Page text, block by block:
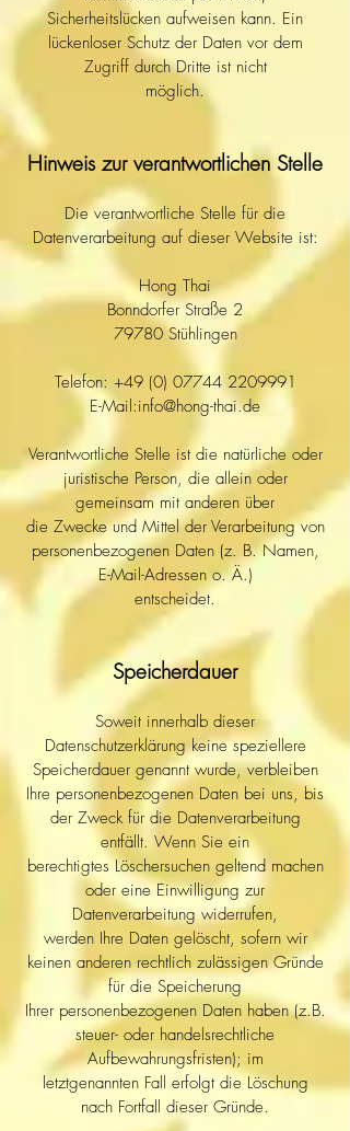
Sicherheitslücken aufweisen kann. Ein
lückenloser Schutz der Daten vor dem
Zugriff durch Dritte ist nicht
möglich.
Hinweis zur verantwortlichen Stelle
Die verantwortliche Stelle für die
Datenverarbeitung auf dieser Website ist:
Hong Thai
Bonndorfer Straße 2
79780 Stühlingen
Telefon: +49 (0) 07744 2209991
E-Mail:info@hong-thai.de
Verantwortliche Stelle ist die natürliche oder
juristische Person, die allein oder
gemeinsam mit anderen über
die Zwecke und Mittel der Verarbeitung von
personenbezogenen Daten (z. B. Namen,
E-Mail-Adressen o. Ä.)
entscheidet.
Speicherdauer
Soweit innerhalb dieser
Datenschutzerklärung keine speziellere
Speicherdauer genannt wurde, verbleiben
Ihre personenbezogenen Daten bei uns, bis
der Zweck für die Datenverarbeitung
entfällt. Wenn Sie ein
berechtigtes Löschersuchen geltend machen
oder eine Einwilligung zur
Datenverarbeitung widerrufen,
werden Ihre Daten gelöscht, sofern wir
keinen anderen rechtlich zulässigen Gründe
für die Speicherung
Ihrer personenbezogenen Daten haben (z.B.
steuer- oder handelsrechtliche
Aufbewahrungsfristen); im
letztgenannten Fall erfolgt die Löschung
nach Fortfall dieser Gründe.